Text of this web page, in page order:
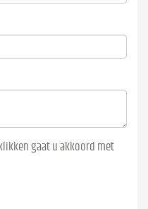
gaat u akkoord met